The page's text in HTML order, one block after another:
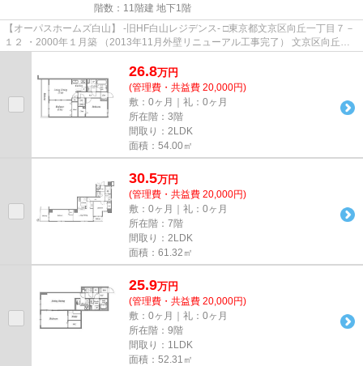
階数：11階建 地下1階
【オーパスホームズ白山】 -旧HF白山レジデンス- □東京都文京区向丘一丁目７－
１２ ・2000年１月築 （2013年11月外壁リニューアル工事完了） 文京区向丘の
26.8万円
(管理費・共益費 20,000円)
敷：0ヶ月｜礼：0ヶ月
所在階：3階
間取り：2LDK
面積：54.00㎡
30.5万円
(管理費・共益費 20,000円)
敷：0ヶ月｜礼：0ヶ月
所在階：7階
間取り：2LDK
面積：61.32㎡
25.9万円
(管理費・共益費 20,000円)
敷：0ヶ月｜礼：0ヶ月
所在階：9階
間取り：1LDK
面積：52.31㎡